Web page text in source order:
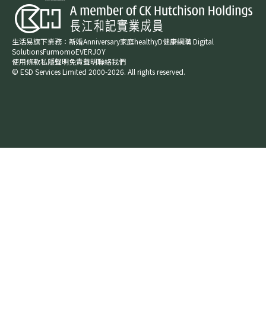
生活易旗下業務： 新婚​Anniversary​家庭​healthyD​健康網購Digital
SolutionsFurmomoEVERJOY​
使用條款私隱聲明免責聲明聯絡我們
© ESD Services Limited 2000-2026. All rights reserved.